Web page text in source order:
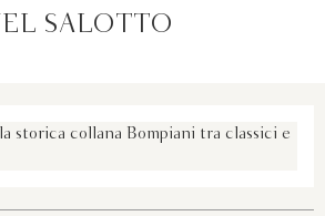
SALOTTO